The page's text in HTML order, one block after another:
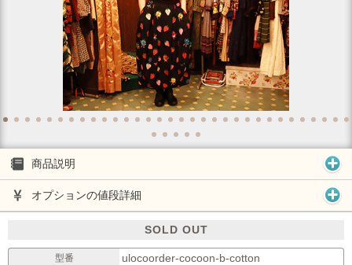
商品説明
オプションの値段詳細
SOLD OUT
型番 ulocoorder-cocoon-b-cotton